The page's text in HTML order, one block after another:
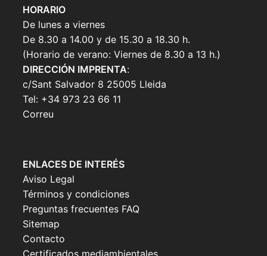
HORARIO
De lunes a viernes
De 8.30 a 14.00 y de 15.30 a 18.30 h.
(Horario de verano: Viernes de 8.30 a 13 h.)
DIRECCIÓN IMPRENTA:
c/Sant Salvador 8 25005 Lleida
Tel: +34 973 23 66 11
Correu
ENLACES DE INTERÉS
Aviso Legal
Términos y condiciones
Preguntas frecuentes FAQ
Sitemap
Contacto